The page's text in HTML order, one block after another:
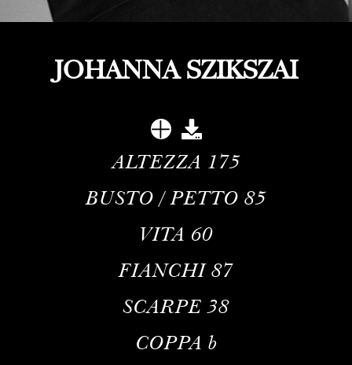
JOHANNA SZIKSZAI
ALTEZZA 175
BUSTO / PETTO 85
VITA 60
FIANCHI 87
SCARPE 38
COPPA b